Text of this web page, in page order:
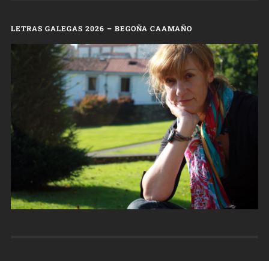
LETRAS GALEGAS 2026 – BEGOÑA CAAMAÑO